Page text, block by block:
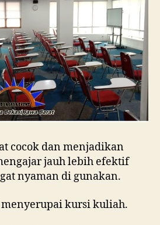
cocok dan menjadikan
jauh lebih efektif
nyaman di gunakan.
kursi kuliah.